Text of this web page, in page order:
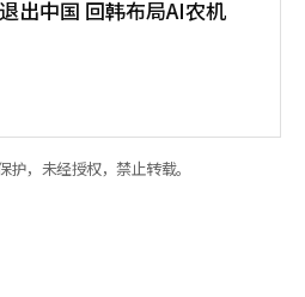
出中国 回韩布局AI农机
护，未经授权，禁止转载。